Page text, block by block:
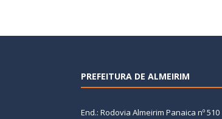
PREFEITURA DE ALMEIRIM
End.: Rodovia Almeirim Panaica nº 510